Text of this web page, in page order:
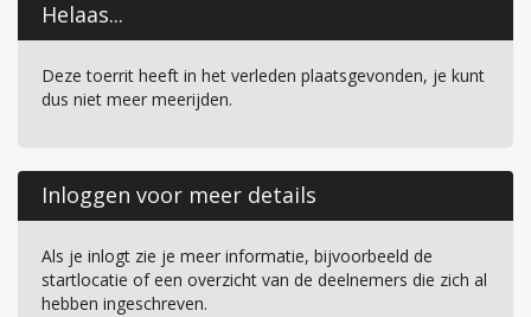
Helaas...
Deze toerrit heeft in het verleden plaatsgevonden, je kunt
dus niet meer meerijden.
Inloggen voor meer details
Als je inlogt zie je meer informatie, bijvoorbeeld de
startlocatie of een overzicht van de deelnemers die zich al
hebben ingeschreven.
Lid worden
Over Motormaatje